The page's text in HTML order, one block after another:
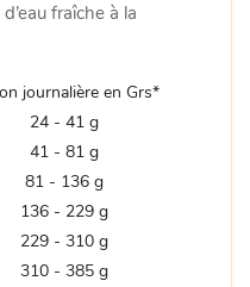
fraîche à la
journalière en Grs*
24 - 41 g
41 - 81 g
81 - 136 g
136 - 229 g
229 - 310 g
310 - 385 g